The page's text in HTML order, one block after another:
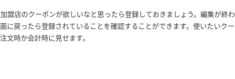
盟店のクーポンが欲しいなと思ったら登録しておきましょう。編集が終わ
に戻ったら登録されていることを確認することができます。使いたいクー
文時か会計時に見せます。